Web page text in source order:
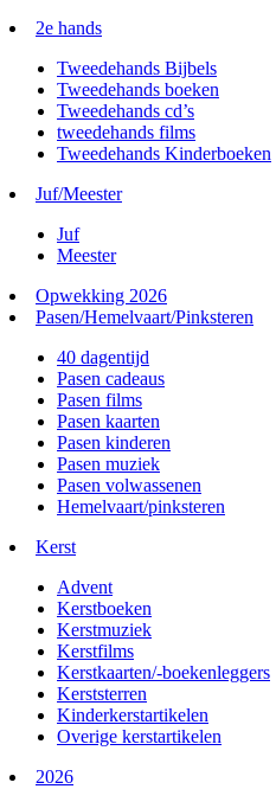
2e hands
Tweedehands Bijbels
Tweedehands boeken
Tweedehands cd’s
tweedehands films
Tweedehands Kinderboeken
Juf/Meester
Juf
Meester
Opwekking 2026
Pasen/Hemelvaart/Pinksteren
40 dagentijd
Pasen cadeaus
Pasen films
Pasen kaarten
Pasen kinderen
Pasen muziek
Pasen volwassenen
Hemelvaart/pinksteren
Kerst
Advent
Kerstboeken
Kerstmuziek
Kerstfilms
Kerstkaarten/-boekenleggers
Kerststerren
Kinderkerstartikelen
Overige kerstartikelen
2026